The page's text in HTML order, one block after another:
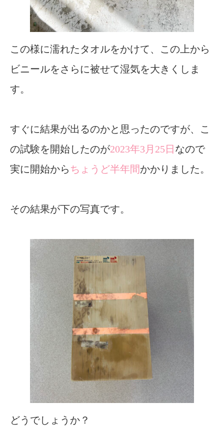
この様に濡れたタオルをかけて、この上から
ビニールをさらに被せて湿気を大きくしま
す。
すぐに結果が出るのかと思ったのですが、こ
の試験を開始したのが2023年3月25日 なので
実に開始から ちょうど半年間かかりました。
その結果が下の写真です。
どうでしょうか？